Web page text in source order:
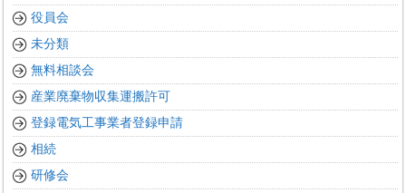
役員会
未分類
無料相談会
産業廃棄物収集運搬許可
登録電気工事業者登録申請
相続
研修会